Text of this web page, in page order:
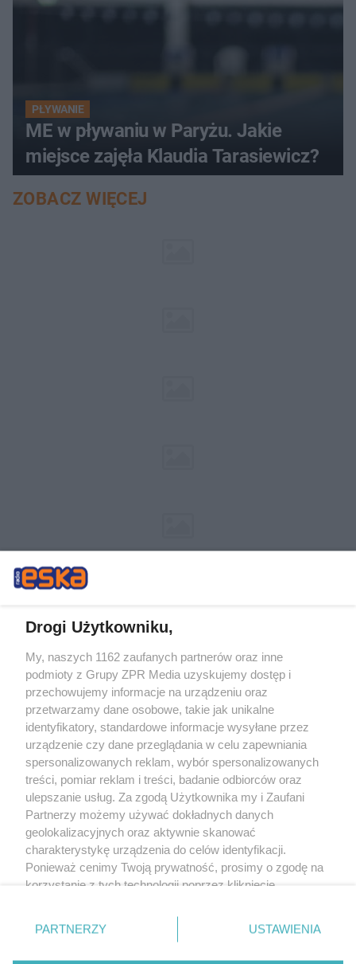
PŁYWANIE
ME w pływaniu w Paryżu. Jakie
miejsce zajęła Klaudia Tarasiewicz?
ZOBACZ WIĘCEJ
Żaden utwór zamieszczony w serwisie nie może być powielany i
rozpowszechniany lub dalej rozpowszechniany w jakikolwiek sposób (w
tym także elektroniczny lub mechaniczny) na jakimkolwiek polu
eksploatacji w jakiejkolwiek formie, włącznie z umieszczaniem w Internecie
bez pisemnej zgody właściciela praw. Jakiekolwiek użycie lub
wykorzystanie utworów w całości lub w części z naruszeniem prawa, tzn.
bez właściwej zgody, jest zabronione pod groźbą kary i może być ścigane
prawnie.
O nas
Drogi Użytkowniku,
My, naszych 1162 zaufanych partnerów oraz inne
podmioty z Grupy ZPR Media uzyskujemy dostęp i
przechowujemy informacje na urządzeniu oraz
przetwarzamy dane osobowe, takie jak unikalne
identyfikatory, standardowe informacje wysyłane przez
urządzenie czy dane przeglądania w celu zapewniania
spersonalizowanych reklam, wybór spersonalizowanych
treści, pomiar reklam i treści, badanie odbiorców oraz
ulepszanie usług. Za zgodą Użytkownika my i Zaufani
Partnerzy możemy używać dokładnych danych
geolokalizacyjnych oraz aktywnie skanować
charakterystykę urządzenia do celów identyfikacji.
Ponieważ cenimy Twoją prywatność, prosimy o zgodę na
korzystanie z tych technologii poprzez kliknięcie
zmienić/wycofać klikając przycisk ustawień prywatności
znajdujący się w lewym dolnym rogu strony
rodzaje przetwarzania danych nie wymagają zgody
PARTNERZY USTAWIENIA